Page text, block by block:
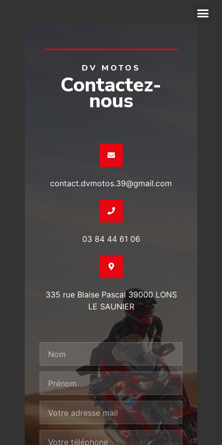
DV MOTOS
Contactez-
nous
contact.dvmotos.39@gmail.com
03 84 44 61 06
335 rue Blaise Pascal 39000 LONS
LE SAUNIER